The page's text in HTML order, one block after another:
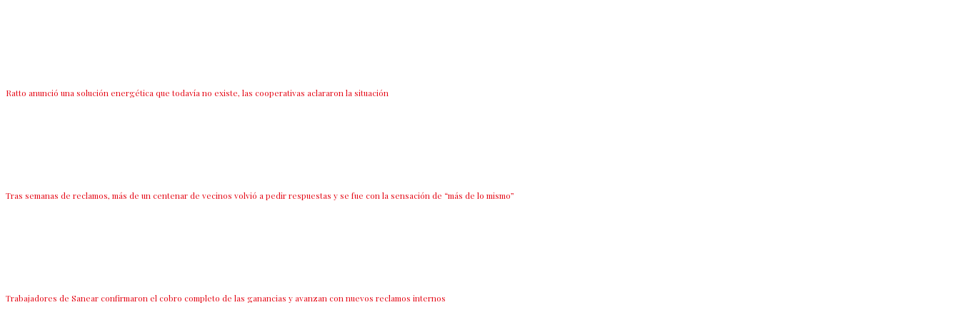
Ratto anunció una solución energética que todavía no existe, las cooperativas aclararon la situación
Tras semanas de reclamos, más de un centenar de vecinos volvió a pedir respuestas y se fue con la sensación de “más de lo mismo”
Trabajadores de Sanear confirmaron el cobro completo de las ganancias y avanzan con nuevos reclamos internos